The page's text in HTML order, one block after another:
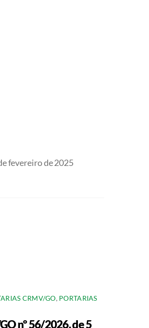
fevereiro de 2025
CRMV/GO, PORTARIAS
nº 56/2026, de 5